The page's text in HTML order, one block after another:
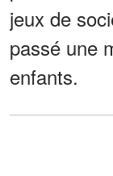
jeux de
passé une
enfants.